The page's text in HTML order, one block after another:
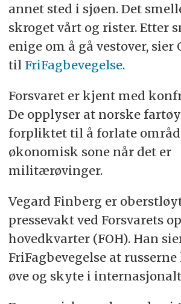
annet sted i sjøen. Det
skroget vårt og rister. Etter
enige om å gå vestover, sier
til FriFagbevegelse.
Forsvaret er kjent med
De opplyser at norske
forpliktet til å forlate
økonomisk sone når det er
militærøvinger.
Vegard Finberg er
pressevakt ved Forsvarets
hovedkvarter (FOH). Han
FriFagbevegelse at
øve og skyte i